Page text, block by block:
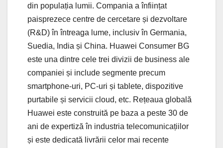
din populația lumii. Compania a înființat
paisprezece centre de cercetare și dezvoltare
(R&D) în întreaga lume, inclusiv în Germania,
Suedia, India și China. Huawei Consumer BG
este una dintre cele trei divizii de business ale
companiei și include segmente precum
smartphone-uri, PC-uri și tablete, dispozitive
purtabile și servicii cloud, etc. Rețeaua globală
Huawei este construită pe baza a peste 30 de
ani de expertiză în industria telecomunicațiilor
și este dedicată livrării celor mai recente